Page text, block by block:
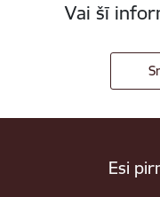
Vai šī
Esi